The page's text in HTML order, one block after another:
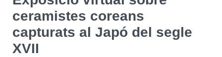
Agenda
ceramistes coreans
capturats al Japó del segle
XVII